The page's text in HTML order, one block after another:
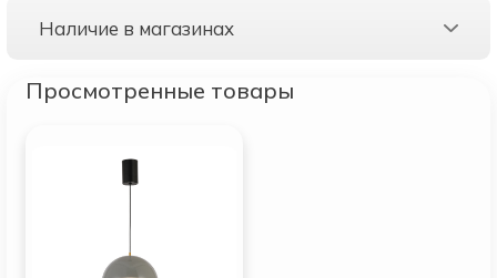
Наличие в магазинах
Просмотренные товары